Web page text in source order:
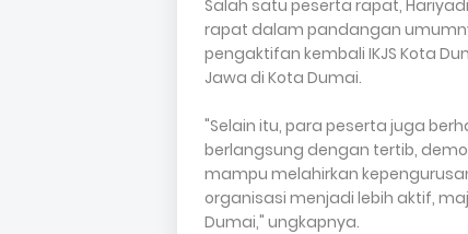
Salah satu peserta rapat,
rapat dalam pandangan
pengaktifan kembali IKJS Kota
Jawa di Kota Dumai.
"Selain itu, para peserta juga
berlangsung dengan tertib,
mampu melahirkan
organisasi menjadi lebih aktif,
Dumai," ungkapnya.